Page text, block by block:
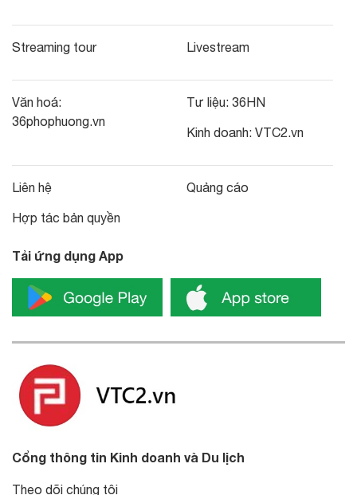
Streaming tour Livestream
Văn hoá:
36phophuong.vn
Tư liệu: 36HN
Kinh doanh: VTC2.vn
Liên hệ
Hợp tác bản quyền
Quảng cáo
Tải ứng dụng App
Cổng thông tin Kinh doanh và Du lịch
Theo dõi chúng tôi